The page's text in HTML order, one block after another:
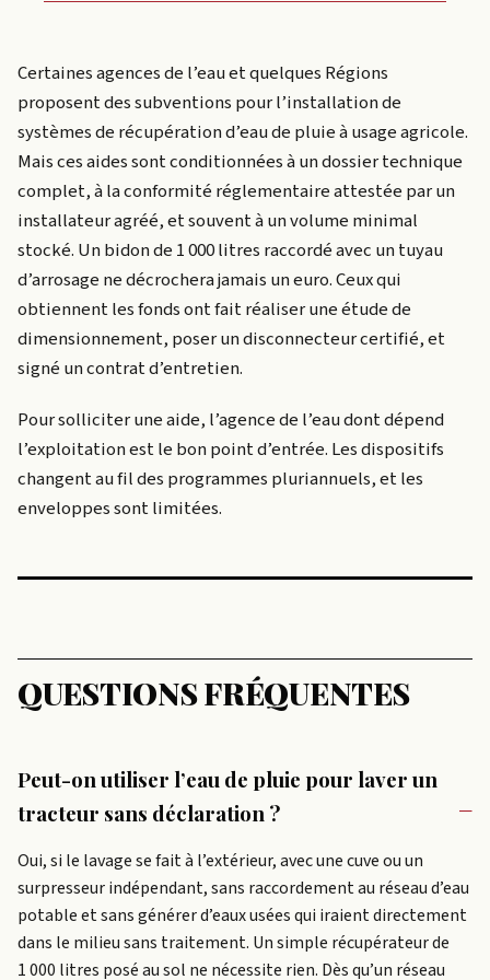
Certaines agences de l’eau et quelques Régions
proposent des subventions pour l’installation de
systèmes de récupération d’eau de pluie à usage agricole.
Mais ces aides sont conditionnées à un dossier technique
complet, à la conformité réglementaire attestée par un
installateur agréé, et souvent à un volume minimal
stocké. Un bidon de 1 000 litres raccordé avec un tuyau
d’arrosage ne décrochera jamais un euro. Ceux qui
obtiennent les fonds ont fait réaliser une étude de
dimensionnement, poser un disconnecteur certifié, et
signé un contrat d’entretien.
Pour solliciter une aide, l’agence de l’eau dont dépend
l’exploitation est le bon point d’entrée. Les dispositifs
changent au fil des programmes pluriannuels, et les
enveloppes sont limitées.
QUESTIONS FRÉQUENTES
Peut-on utiliser l’eau de pluie pour laver un
tracteur sans déclaration ?
Oui, si le lavage se fait à l’extérieur, avec une cuve ou un
surpresseur indépendant, sans raccordement au réseau d’eau
potable et sans générer d’eaux usées qui iraient directement
dans le milieu sans traitement. Un simple récupérateur de
1 000 litres posé au sol ne nécessite rien. Dès qu’un réseau